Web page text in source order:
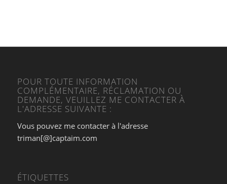
POUR TOUTE INFORMATION
COMPLÉMENTAIRE, RÉCLAMATION OU
DEMANDE, VEUILLEZ ME CONTACTER À
L'ADRESSE SUIVANTE :
Vous pouvez me contacter à l'adresse
triman[@]captaim.com
ÉTIQUETTES